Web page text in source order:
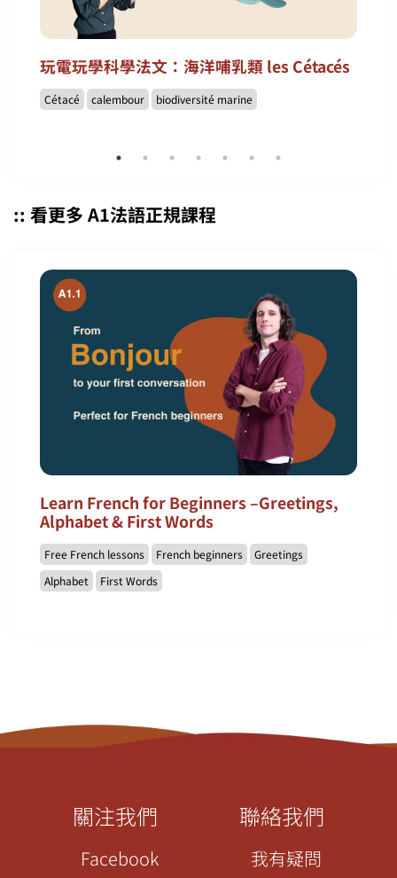
玩電玩學科學法文：海洋哺乳類 les Cétacés
Cétacé calembour biodiversité marine
:: 看更多 A1法語正規課程
Learn French for Beginners –Greetings,
Alphabet & First Words
Free French lessons French beginners
Greetings
Alphabet
First Words
關注我們
Facebook
聯絡我們
我有疑問